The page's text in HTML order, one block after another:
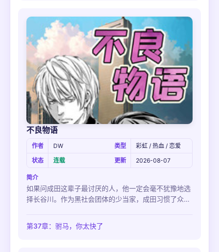
不良物语
作者 DW 类型
彩虹 / 热血 / 恋爱
状态
连载 更新 2026-08-07
简介
如果问成田这辈子最讨厌的人，他一定会毫不犹豫地选
择长谷川。作为黑社会团体的少当家，成田习惯了众人
人觉得碍眼啊...！
第37章：驸马，你太快了